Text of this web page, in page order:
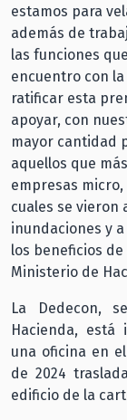
estamos para
además de
las funciones
encuentro con
ratificar esta
apoyar, con
mayor cantidad
aquellos que
empresas
cuales se vieron
inundaciones y
los beneficios
Ministerio de
La Dedecon,
Hacienda, está
una oficina en
de 2024
edificio de la